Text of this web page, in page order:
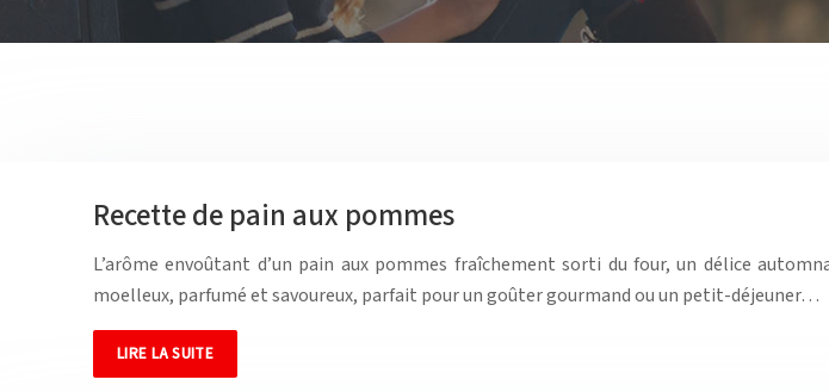
Recette de pain aux pommes
L’arôme envoûtant d’un pain aux pommes fraîchement sorti du four, un délice
moelleux, parfumé et savoureux, parfait pour un goûter gourmand ou un petit-déjeuner…
LIRE LA SUITE